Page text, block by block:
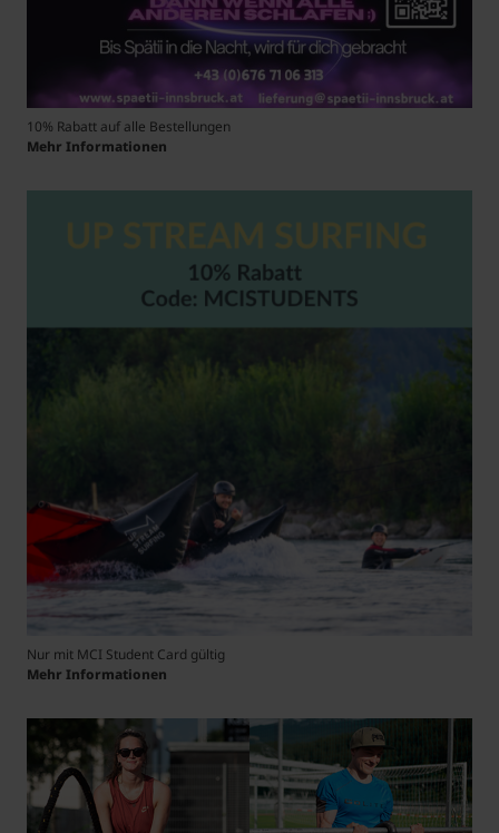
10% Rabatt auf alle Bestellungen
Mehr Informationen
Nur mit MCI Student Card gültig
Mehr Informationen